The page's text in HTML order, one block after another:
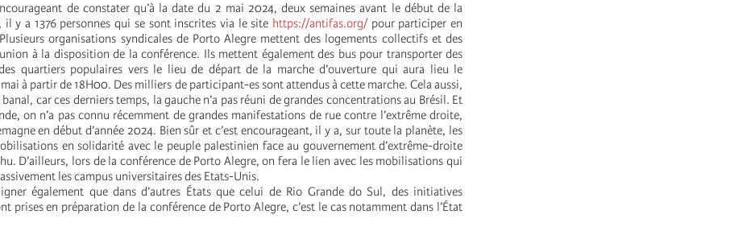
de constater qu’à la date du 2 mai 2024, deux semaines avant le début de la
il y a 1376 personnes qui se sont inscrites via le site https://antifas.org/pour participer en
organisations syndicales de Porto Alegre mettent des logements collectifs et des
à la disposition de la conférence. Ils mettent également des bus pour transporter des
quartiers populaires vers le lieu de départ de la marche d’ouverture qui aura lieu le
à partir de 18H00. Des milliers de participant-es sont attendus à cette marche. Cela aussi,
banal, car ces derniers temps, la gauche n’a pas réuni de grandes concentrations au Brésil. Et
on n’a pas connu récemment de grandes manifestations de rue contre l’extrême droite,
en début d’année 2024. Bien sûr et c’est encourageant, il y a, sur toute la planète, les
en solidarité avec le peuple palestinien face au gouvernement d’extrême-droite
D’ailleurs, lors de la conférence de Porto Alegre, on fera le lien avec les mobilisations qui
les campus universitaires des Etats-Unis.
également que dans d’autres États que celui de Rio Grande do Sul, des initiatives
prises en préparation de la conférence de Porto Alegre, c’est le cas notamment dans l’État